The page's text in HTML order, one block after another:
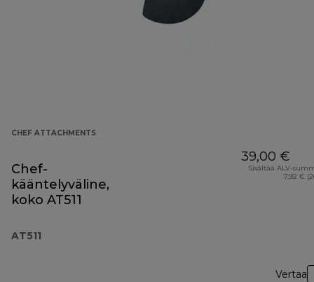
CHEF ATTACHMENTS
Chef-
kääntelyväline,
koko AT511
AT511
39,00 €
Sisältää ALV-
7,92 €
Vertaa